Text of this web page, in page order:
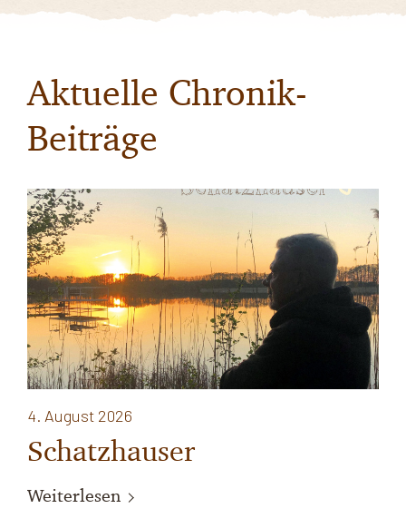
Aktuelle Chronik-
Beiträge
4. August 2026
Schatzhauser
Weiterlesen